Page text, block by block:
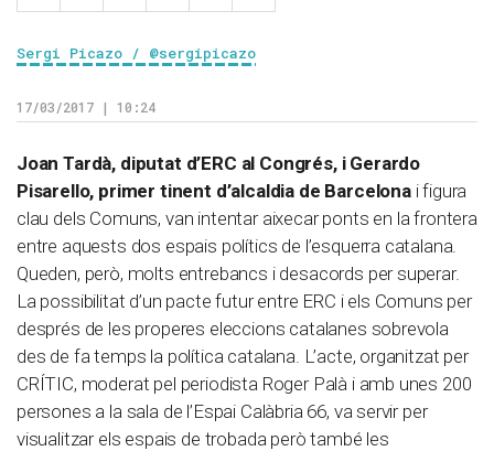
Sergi Picazo / @sergipicazo
17/03/2017 | 10:24
Joan Tardà, diputat d’ERC al Congrés, i Gerardo
Pisarello, primer tinent d’alcaldia de Barcelonai figura
clau dels Comuns, van intentar aixecar ponts en la frontera
entre aquests dos espais polítics de l’esquerra catalana.
Queden, però, molts entrebancs i desacords per superar.
La possibilitat d’un pacte futur entre ERC i els Comuns per
després de les properes eleccions catalanes sobrevola
des de fa temps la política catalana. L’acte, organitzat per
CRÍTIC, moderat pel periodista Roger Palà i amb unes 200
persones a la sala de l’Espai Calàbria 66, va servir per
visualitzar els espais de trobada però també les